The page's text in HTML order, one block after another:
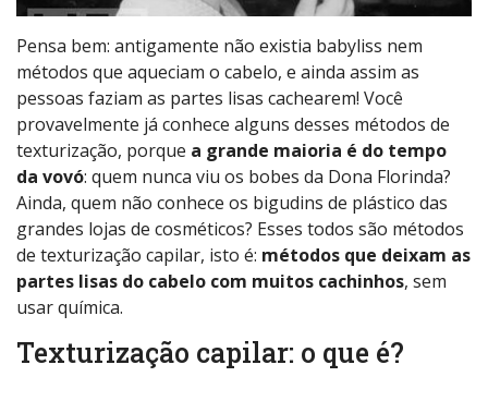
Pensa bem: antigamente não existia babyliss nem
métodos que aqueciam o cabelo, e ainda assim as
pessoas faziam as partes lisas cachearem! Você
provavelmente já conhece alguns desses métodos de
texturização, porque a grande maioria é do tempo
da vovó: quem nunca viu os bobes da Dona Florinda?
Ainda, quem não conhece os bigudins de plástico das
grandes lojas de cosméticos? Esses todos são métodos
de texturização capilar, isto é: métodos que deixam as
partes lisas do cabelo com muitos cachinhos, sem
usar química.
Texturização capilar: o que é?